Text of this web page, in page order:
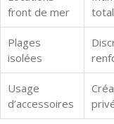
front de mer
total
Plages
isolées
Usage
d’accessoires